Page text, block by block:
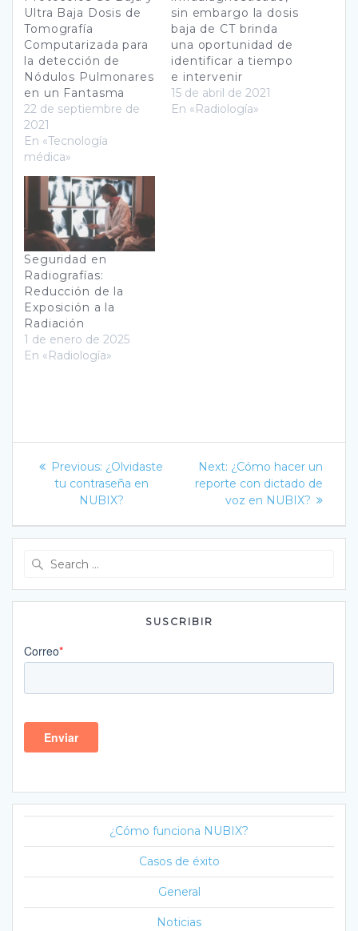
Ultra Baja Dosis de
Tomografía
Computarizada para
la detección de
Nódulos Pulmonares
en un Fantasma
22 de septiembre de
2021
En «Tecnología
médica»
sin embargo la dosis
baja de CT brinda
una oportunidad de
identificar a tiempo
e intervenir
15 de abril de 2021
En «Radiología»
Seguridad en
Radiografías:
Reducción de la
Exposición a la
Radiación
1 de enero de 2025
En «Radiología»
Navegación
entradas
Previous: Previous
post:
¿Olvidaste
tu contraseña en
NUBIX?
Next: Next
post:
¿Cómo hacer un
reporte con dictado de
voz en NUBIX?
SUSCRIBIR
¿Cómo funciona NUBIX?
Casos de éxito
General
Noticias